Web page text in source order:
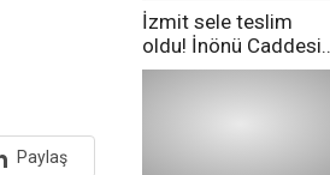
Paylaş
İzmit sele teslim
oldu! İnönü Caddesi
göle döndü!